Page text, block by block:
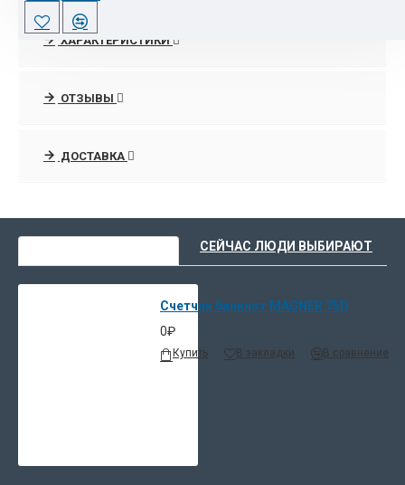
светопроницаемости)
ХАРАКТЕРИСТИКИ
ОТЗЫВЫ
ДОСТАВКА
СЕЙЧАС ЛЮДИ ВЫБИРАЮТ
Счетчик банкнот MAGNER 75D
0₽
Купить В закладки В сравнение